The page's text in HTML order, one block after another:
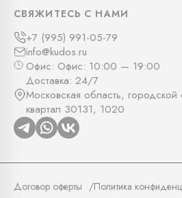
СВЯЖИТЕСЬ С НАМИ
+7 (995) 991-05-79
info@kudos.ru
Офис: Офис: 10:00 — 19:00
Доставка: 24/7
Московская область,
квартал 30131, 1020
Договор оферты Политика